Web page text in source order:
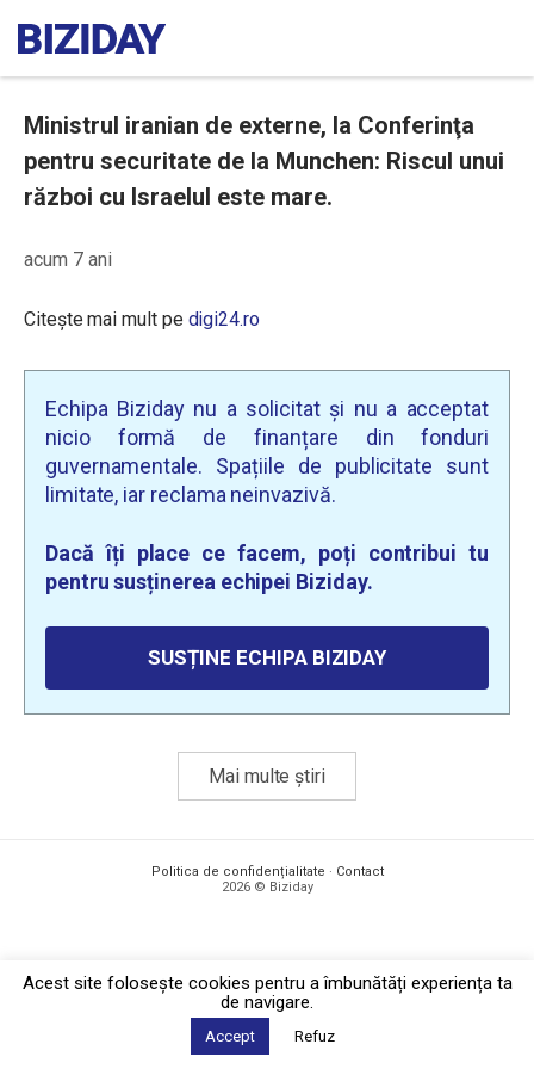
Ministrul iranian de externe, la Conferinţa
pentru securitate de la Munchen: Riscul unui
război cu Israelul este mare.
acum 7 ani
Citește mai mult pe digi24.ro
Echipa Biziday nu a solicitat și nu a acceptat
nicio formă de finanțare din fonduri
guvernamentale. Spațiile de publicitate sunt
limitate, iar reclama neinvazivă.
Dacă îți place ce facem, poți contribui tu
pentru susținerea echipei Biziday.
SUSȚINE ECHIPA BIZIDAY
Mai multe știri
Politica de confidențialitate · Contact
2026 © Biziday
Acest site foloseşte cookies pentru a îmbunătăți experiența ta
de navigare.
Accept Refuz